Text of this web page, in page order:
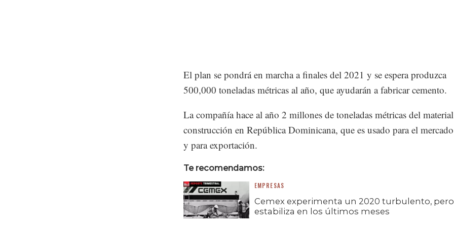
El plan se pondrá en marcha a finales del 2021 y se espera produzca
500,000 toneladas métricas al año, que ayudarán a fabricar cemento.
La compañía hace al año 2 millones de toneladas métricas del
construcción en República Dominicana, que es usado para el
y para exportación.
Te recomendamos:
EMPRESAS
Cemex experimenta un 2020 turbulento,
estabiliza en los últimos meses